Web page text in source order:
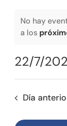
Agenda de
Adaptación a la
No hay
a los
22/7/
Día